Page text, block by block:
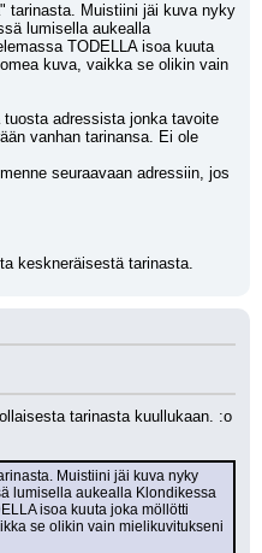
tarinasta. Muistiini jäi kuva nyky
lumisella aukealla
TODELLA isoa kuuta
kuva, vaikka se olikin vain
adressista jonka tavoite
vanhan tarinansa. Ei ole
seuraavaan adressiin, jos
keskneräisestä tarinasta.
Muistiini jäi kuva nyky
lumisella aukealla Klondikessa
isoa kuuta joka möllötti
se olikin vain mielikuvitukseni